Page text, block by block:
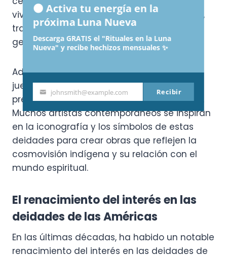
vivas las creencias y prácticas ancestrales,
transmitiéndolas de generación en
generación.
Además, el arte y la artesanía también
juegan un papel importante en la
preservación de los dioses de las Américas.
Muchos artistas contemporáneos se inspiran
en la iconografía y los símbolos de estas
deidades para crear obras que reflejen la
cosmovisión indígena y su relación con el
mundo espiritual.
El renacimiento del interés en las
deidades de las Américas
En las últimas décadas, ha habido un notable
renacimiento del interés en las deidades de
🌑 Activa tu energía en la
próxima Luna Nueva
Descarga GRATIS el "Rituales en la Luna
Nueva" y recibe hechizos mensuales ✨
Your
email
johnsmith@example.com Recibir